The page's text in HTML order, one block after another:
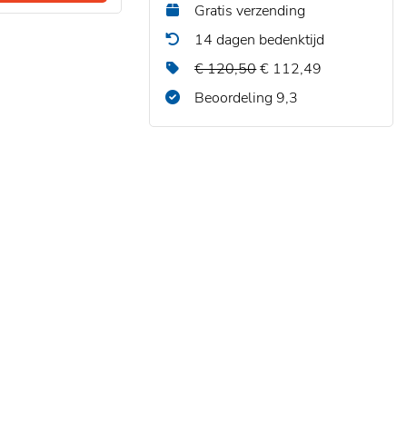
Gratis verzending
14 dagen bedenktijd
€ 120,50€ 112,49
Beoordeling 9,3